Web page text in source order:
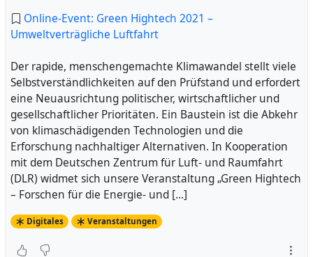
Online-Event: Green Hightech 2021 –
Umweltverträgliche Luftfahrt
Der rapide, menschengemachte Klimawandel stellt viele
Selbstverständlichkeiten auf den Prüfstand und erfordert
eine Neuausrichtung politischer, wirtschaftlicher und
gesellschaftlicher Prioritäten. Ein Baustein ist die Abkehr
von klimaschädigenden Technologien und die
Erforschung nachhaltiger Alternativen. In Kooperation
mit dem Deutschen Zentrum für Luft- und Raumfahrt
(DLR) widmet sich unsere Veranstaltung „Green Hightech
– Forschen für die Energie- und […]
Digitales Veranstaltungen